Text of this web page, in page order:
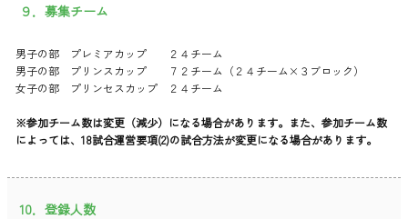
９．募集チーム
男子の部 プレミアカップ ２４チーム
男子の部 プリンスカップ ７２チーム（２４チーム×３ブロック）
女子の部 プリンセスカップ ２４チーム
※参加チーム数は変更（減少）になる場合があります。また、参加チーム数
によっては、18試合運営要項(2)の試合方法が変更になる場合があります。
10．登録人数